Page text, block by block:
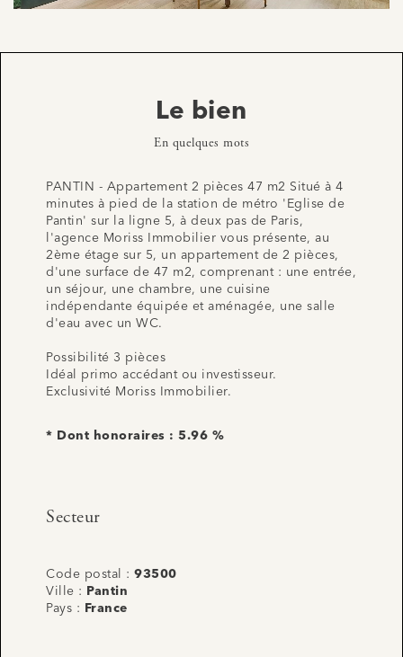
Le bien
En quelques mots
PANTIN - Appartement 2 pièces 47 m2 Situé à 4
minutes à pied de la station de métro 'Eglise de
Pantin' sur la ligne 5, à deux pas de Paris,
l'agence Moriss Immobilier vous présente, au
2ème étage sur 5, un appartement de 2 pièces,
d'une surface de 47 m2, comprenant : une entrée,
un séjour, une chambre, une cuisine
indépendante équipée et aménagée, une salle
d'eau avec un WC.
Possibilité 3 pièces
Idéal primo accédant ou investisseur.
Exclusivité Moriss Immobilier.
* Dont honoraires : 5.96 %
Secteur
Code postal : 93500
Ville :
Pantin
Pays :
France